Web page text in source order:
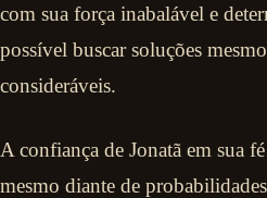
com sua força inabalável e
possível buscar soluções
consideráveis.
A confiança de Jonatã em sua
mesmo diante de